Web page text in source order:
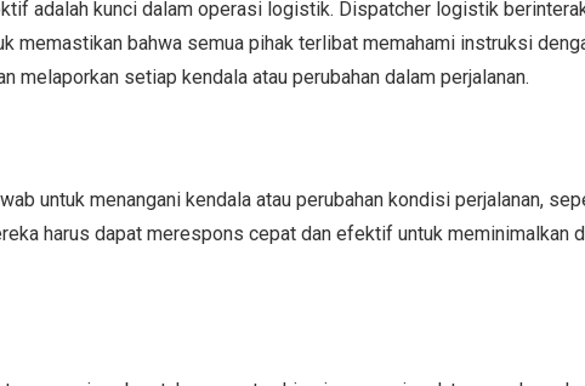
adalah kunci dalam operasi logistik. Dispatcher logistik
memastikan bahwa semua pihak terlibat memahami instruksi
melaporkan setiap kendala atau perubahan dalam perjalanan.
untuk menangani kendala atau perubahan kondisi perjalanan,
harus dapat merespons cepat dan efektif untuk meminimalkan